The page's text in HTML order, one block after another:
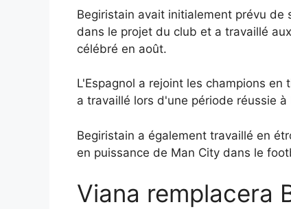
Begiristain avait initialement prévu
dans le projet du club et a travaillé
célébré en août.
L'Espagnol a rejoint les champions
a travaillé lors d'une période réussie à
Begiristain a également travaillé en
en puissance de Man City dans le
Viana remplacera